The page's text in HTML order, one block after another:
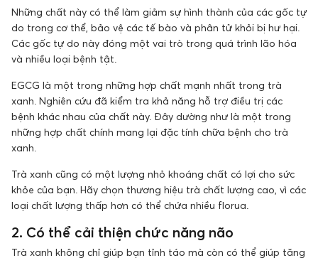
Những chất này có thể làm giảm sự hình thành của các gốc tự
do trong cơ thể, bảo vệ các tế bào và phân tử khỏi bị hư hại.
Các gốc tự do này đóng một vai trò trong quá trình lão hóa
và nhiều loại bệnh tật.
EGCG là một trong những hợp chất mạnh nhất trong trà
xanh. Nghiên cứu đã kiểm tra khả năng hỗ trợ điều trị các
bệnh khác nhau của chất này. Đây dường như là một trong
những hợp chất chính mang lại đặc tính chữa bệnh cho trà
xanh.
Trà xanh cũng có một lượng nhỏ khoáng chất có lợi cho sức
khỏe của bạn. Hãy chọn thương hiệu trà chất lượng cao, vì các
loại chất lượng thấp hơn có thể chứa nhiều florua.
2. Có thể cải thiện chức năng não
Trà xanh không chỉ giúp bạn tỉnh táo mà còn có thể giúp tăng